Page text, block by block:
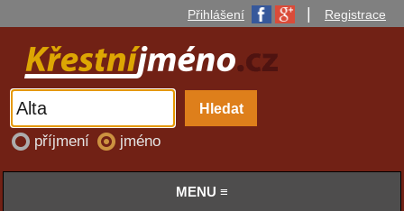
Přihlášení Registrace
příjmení jméno
MENU ≡